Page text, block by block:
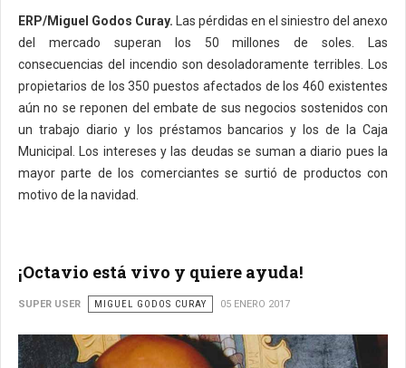
ERP/Miguel Godos Curay. Las pérdidas en el siniestro del anexo
del mercado superan los 50 millones de soles. Las
consecuencias del incendio son desoladoramente terribles. Los
propietarios de los 350 puestos afectados de los 460 existentes
aún no se reponen del embate de sus negocios sostenidos con
un trabajo diario y los préstamos bancarios y los de la Caja
Municipal. Los intereses y las deudas se suman a diario pues la
mayor parte de los comerciantes se surtió de productos con
motivo de la navidad.
¡Octavio está vivo y quiere ayuda!
SUPER USER MIGUEL GODOS CURAY 05 ENERO 2017